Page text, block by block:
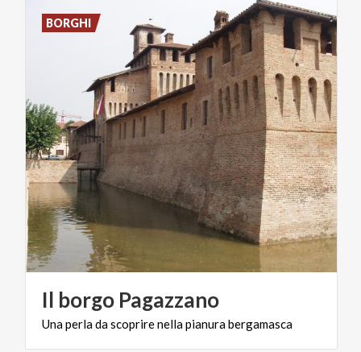
Il borgo Pagazzano
Unaperladascoprirenellapianurabergamasca
BORGHI